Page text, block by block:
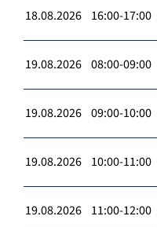
18.08.2026 16:00-17:00
19.08.2026 08:00-09:00
19.08.2026 09:00-10:00
19.08.2026 10:00-11:00
19.08.2026 11:00-12:00